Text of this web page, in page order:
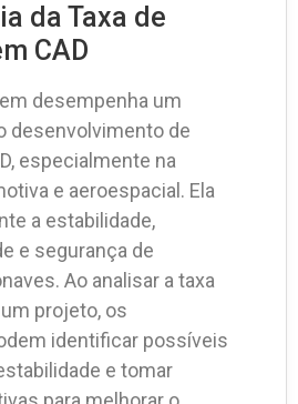
da Taxa de
CAD
desempenha um
desenvolvimento de
especialmente na
e aeroespacial. Ela
a estabilidade,
e segurança de
Ao analisar a taxa
projeto, os
identificar possíveis
e tomar